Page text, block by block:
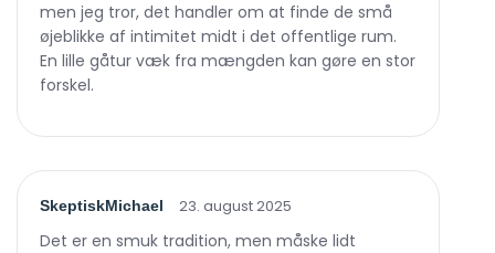
men jeg tror, det handler om at finde de små
øjeblikke af intimitet midt i det offentlige rum.
En lille gåtur væk fra mængden kan gøre en stor
forskel.
SkeptiskMichael 23. august 2025
Det er en smuk tradition, men måske lidt